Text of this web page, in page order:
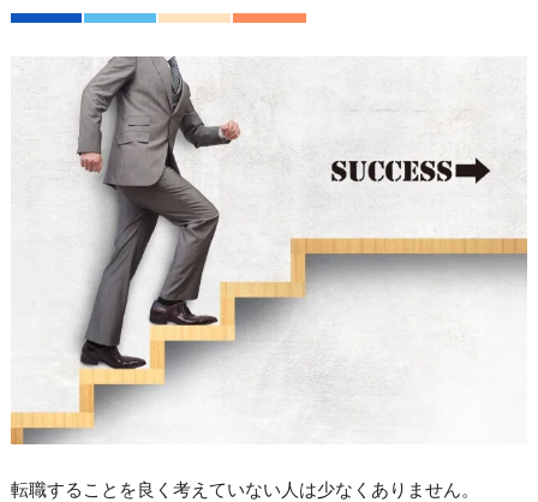
転職することを良く考えていない人は少なくありません。